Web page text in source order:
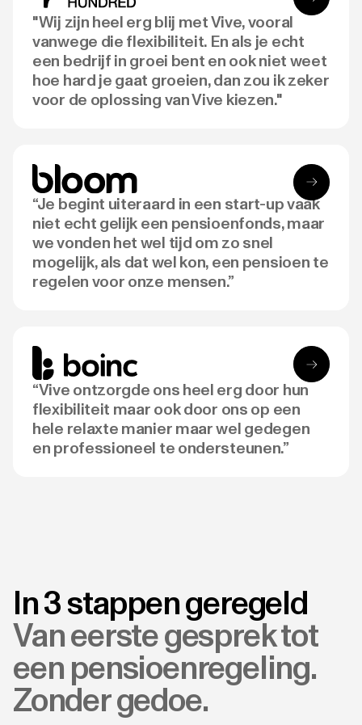
"Wij zijn heel erg blij met Vive, vooral
vanwege die flexibiliteit. En als je echt
een bedrijf in groei bent en ook niet weet
hoe hard je gaat groeien, dan zou ik zeker
voor de oplossing van Vive kiezen."
“Je begint uiteraard in een start-up vaak
niet echt gelijk een pensioenfonds, maar
we vonden het wel tijd om zo snel
mogelijk, als dat wel kon, een pensioen te
regelen voor onze mensen.”
“Vive ontzorgde ons heel erg door hun
flexibiliteit maar ook door ons op een
hele relaxte manier maar wel gedegen
en professioneel te ondersteunen.”
In 3 stappen geregeld
Van eerste gesprek tot
een pensioenregeling.
Zonder gedoe.